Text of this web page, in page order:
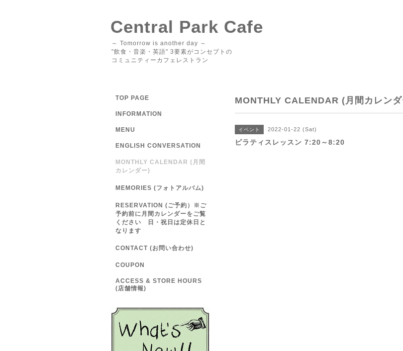
Central Park Cafe
～ Tomorrow is another day ～
"飲食・音楽・英語" 3要素がコンセプトの
コミュニティーカフェレストラン
MONTHLY CALENDAR (月間カレンダ
イベント 2022-01-22 (Sat)
ピラティスレッスン 7:20～8:20
TOP PAGE
INFORMATION
MENU
ENGLISH CONVERSATION
MONTHLY CALENDAR (月間
カレンダー)
MEMORIES (フォトアルバム)
RESERVATION (ご予約）※ご
予約前に月間カレンダーをご覧
ください 日・祝日は定休日と
なります
CONTACT (お問い合わせ)
COUPON
ACCESS & STORE HOURS
(店舗情報)